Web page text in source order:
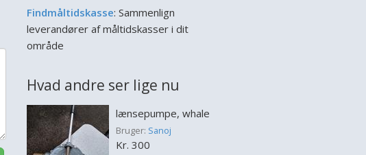
Findmåltidskasse: Sammenlign
leverandører af måltidskasser i dit
område
Hvad andre ser lige nu
lænsepumpe, whale
Bruger: Sanoj
Kr. 300